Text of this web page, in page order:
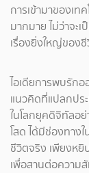
การเข้ามาของเท
มากมาย ไม่ว่าจะ
เรื่องยิ่งใหญ่ของ
ไอเดียการพบรัก
แนวคิดที่แปลกปร
ในโลกยุคดิจิทัลอย่
โสด ได้มีช่องทาง
ชีวิตจริง เพียงห
เพื่อสานต่อความ